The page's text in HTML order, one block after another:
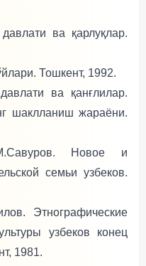
ва қарлуқлар.
Тошкент, 1992.
ва қанғлилар.
шаклланиш жараёни.
Новое и
семьи узбеков.
Этнографические
узбеков конец
1981.